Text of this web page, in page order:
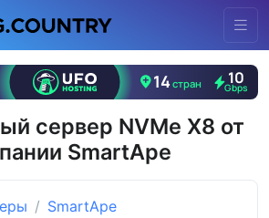
сервер NVMe X8 от
SmartApe
SmartApe